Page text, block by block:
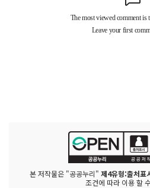
본 저작물은 "공공누리" 제4유형:출처표
조건에 따라 이용 할